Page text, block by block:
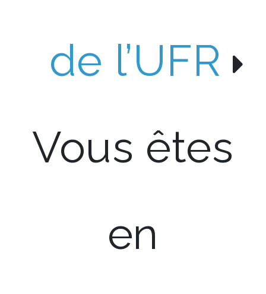
de l’UFR
Vous êtes
en